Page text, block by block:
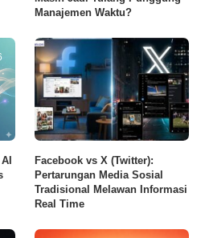
Manajemen Waktu?
Facebook vs X (Twitter):
Pertarungan Media Sosial
Tradisional Melawan Informasi
Real Time